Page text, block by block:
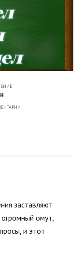
заставляют
омут,
и этот